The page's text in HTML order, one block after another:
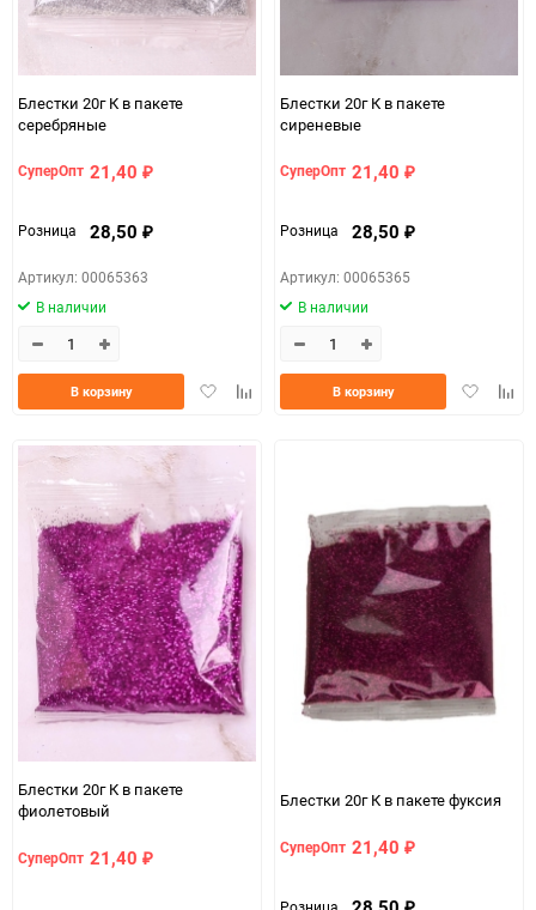
Блестки 20г К в пакете
серебряные
СуперОпт 21,40 ₽
Розница 28,50 ₽
Артикул: 00065363
В наличии
ДобавитьДобавить
В корзину
Блестки 20г К в пакете
сиреневые
СуперОпт 21,40 ₽
Розница 28,50 ₽
Артикул: 00065365
В наличии
Добавить
В корзину
Блестки 20г К в пакете
фиолетовый
СуперОпт 21,40 ₽
Блестки 20г К в пакете фуксия
СуперОпт 21,40 ₽
Розница ₽